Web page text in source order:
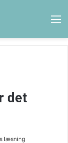
det
læsning